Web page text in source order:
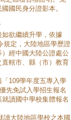
國民身分證影本。
欲繼續升學，依據
規定，大陸地區學歷證
經中國大陸公證處公
轄市、縣（市）教育
109學年度五專入學
先免試入學招生報名
讀國中學校集體報名
讀大陸地區學校之本國